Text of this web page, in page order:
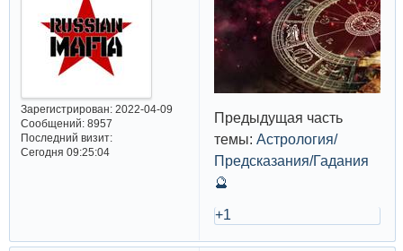
Зарегистрирован: 2022-04-09
Сообщений:8957
Последний визит:
Сегодня 09:25:04
Предыдущая часть
темы: Астрология/
Предсказания/Гадания
🔮
+1